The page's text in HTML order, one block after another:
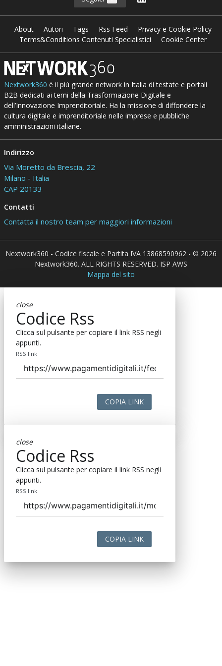
About Autori Tags Rss Feed
Privacy e Cookie Policy
Terms&Conditions Contenuti Specialistici
Cookie Center
Nextwork360 è il più grande network in Italia di testate e portali
B2B dedicati ai temi della Trasformazione Digitale e
dell’Innovazione Imprenditoriale. Ha la missione di diffondere la
cultura digitale e imprenditoriale nelle imprese e pubbliche
amministrazioni italiane.
Indirizzo
Via Moretto da Brescia, 22
Milano - Italia
CAP 20133
Contatti
Contatta il nostro team per maggiori informazioni
Nextwork360 - Codice fiscale e Partita IVA 13868590962 - © 2026
Nextwork360. ALL RIGHTS RESERVED. ISP AWS
Mappa del sito
close
Codice Rss
Clicca sul pulsante per copiare il link RSS negli
appunti.
RSS link
COPIA LINK
close
Codice Rss
Clicca sul pulsante per copiare il link RSS negli
appunti.
RSS link
COPIA LINK